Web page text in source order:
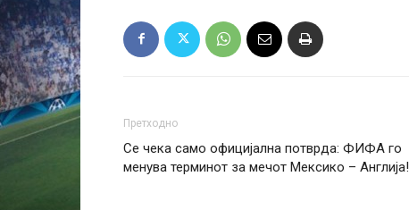
Претходно
Се чека само официјална потврда: ФИФА го
менува терминот за мечот Мексико – Англија!